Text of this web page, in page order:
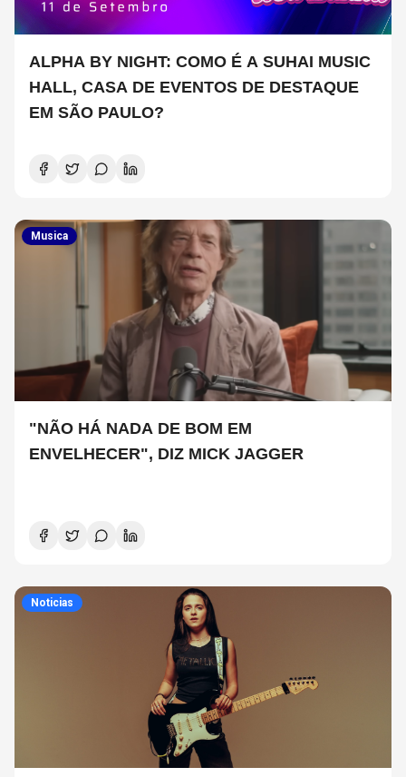
ALPHA BY NIGHT: COMO É A SUHAI MUSIC
HALL, CASA DE EVENTOS DE DESTAQUE
EM SÃO PAULO?
Musica
"NÃO HÁ NADA DE BOM EM
ENVELHECER", DIZ MICK JAGGER
Noticias